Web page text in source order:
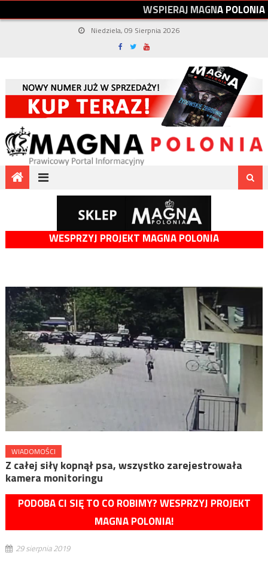
WSPIERAJMAGNAPOLONIA
Niedziela, 09 Sierpnia 2026
WESPRZYJ PROJEKT MAGNA POLONIA
WIADOMOŚCI
Z całej siły kopnął psa, wszystko zarejestrowała
kamera monitoringu
PODOBA CI SIĘ TO CO ROBIMY? WESPRZYJ PROJEKT
MAGNA POLONIA!
29 sierpnia 2019